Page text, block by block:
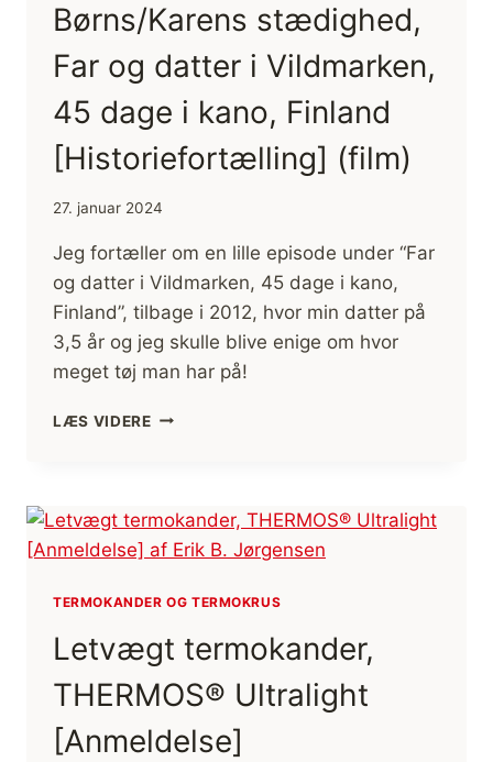
Børns/Karens stædighed,
Far og datter i Vildmarken,
45 dage i kano, Finland
[Historiefortælling] (film)
27. januar 2024
Jeg fortæller om en lille episode under “Far
og datter i Vildmarken, 45 dage i kano,
Finland”, tilbage i 2012, hvor min datter på
3,5 år og jeg skulle blive enige om hvor
meget tøj man har på!
LÆS VIDEREBØRNS/KARENS
I
VILDMARKEN,
DAGE
KANO,
FINLAND
[HISTORIEFORTÆLLING]
TERMOKANDER OG TERMOKRUS
Letvægt termokander,
THERMOS® Ultralight
[Anmeldelse]